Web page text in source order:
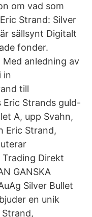
om vad som
Strand: Silver
sällsynt Digitalt
fonder.
Med anledning av
in
till
Strands guld-
A, upp Svahn,
Eric Strand,
Direkt
GANSKA
Silver Bullet
en unik